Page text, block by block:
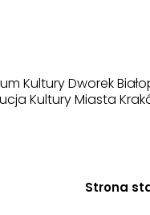
Kultury Dworek
Kultury Miasta
Strona